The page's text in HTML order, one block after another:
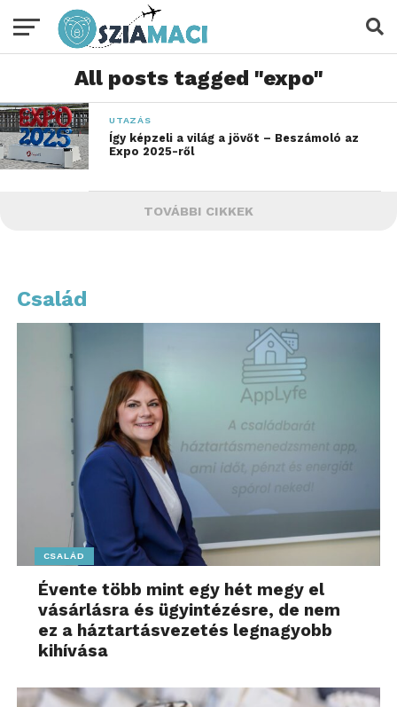
All posts tagged "expo"
UTAZÁS
Így képzeli a világ a jövőt – Beszámoló az
Expo 2025-ről
TOVÁBBI CIKKEK
Család
CSALÁD
Évente több mint egy hét megy el
vásárlásra és ügyintézésre, de nem
ez a háztartásvezetés legnagyobb
kihívása